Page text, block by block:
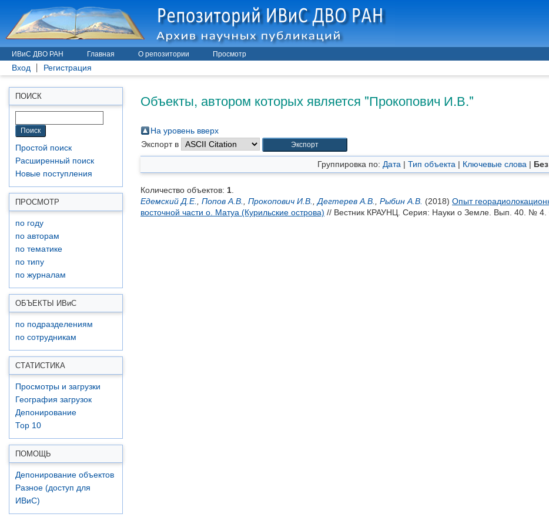
ИВиС ДВО РАН Главная О репозитории Просмотр
Вход Регистрация
ПОИСК
Простой поиск
Расширенный поиск
Новые поступления
ПРОСМОТР
по году
по авторам
по тематике
по типу
по журналам
ОБЪЕКТЫ ИВиС
по подразделениям
по сотрудникам
СТАТИСТИКА
Просмотры и загрузки
География загрузок
Депонирование
Top 10
ПОМОЩЬ
Депонирование объектов
Разное (доступ для
ИВиС)
Объекты, автором которых является "Прокопович И.В."
На уровень вверх
Экспорт в
Группировка по: Дата | Тип объекта | Ключевые слова |
Количество объектов: 1
Едемский Д.Е.
Попов А.В. Прокопович И.В. Дегтерев А.В. Рыбин А.В. (2018) Опыт
восточной части о. Матуа (Курильские острова) // Вестник КРАУНЦ. Серия: Науки о Земле. Вып. 40. № 4.